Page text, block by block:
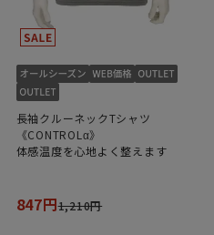
長袖クルーネックTシャツ
《CONTROLα》
体感温度を心地よく整えます
847円1,210円